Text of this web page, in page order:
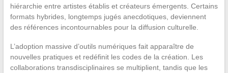
hiérarchie entre artistes établis et créateurs émergents. Certains
formats hybrides, longtemps jugés anecdotiques, deviennent
des références incontournables pour la diffusion culturelle.
L’adoption massive d’outils numériques fait apparaître de
nouvelles pratiques et redéfinit les codes de la création. Les
collaborations transdisciplinaires se multiplient, tandis que les